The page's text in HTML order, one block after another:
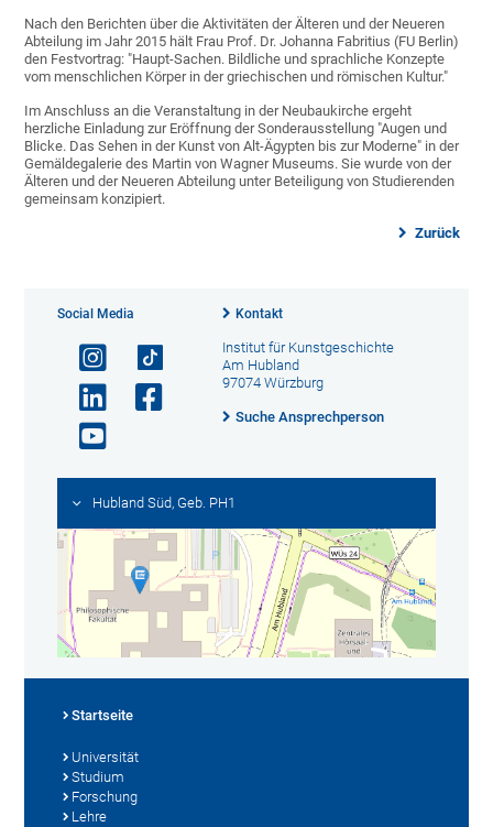
Nach den Berichten über die Aktivitäten der Älteren und der Neueren
Abteilung im Jahr 2015 hält Frau Prof. Dr. Johanna Fabritius (FU Berlin)
den Festvortrag: "Haupt-Sachen. Bildliche und sprachliche Konzepte
vom menschlichen Körper in der griechischen und römischen Kultur."
Im Anschluss an die Veranstaltung in der Neubaukirche ergeht
herzliche Einladung zur Eröffnung der Sonderausstellung "Augen und
Blicke. Das Sehen in der Kunst von Alt-Ägypten bis zur Moderne" in der
Gemäldegalerie des Martin von Wagner Museums. Sie wurde von der
Älteren und der Neueren Abteilung unter Beteiligung von Studierenden
gemeinsam konzipiert.
Zurück
Social Media Kontakt
Institut für Kunstgeschichte
Am Hubland
97074 Würzburg
Suche Ansprechperson
Hubland Süd, Geb. PH1
Startseite
Universität
Studium
Forschung
Lehre